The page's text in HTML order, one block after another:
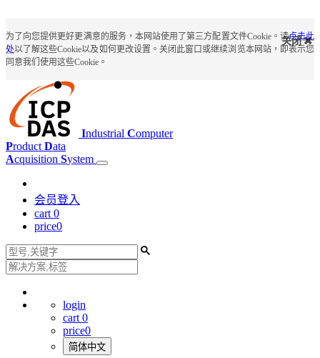
为了向您提供更好更满意的服务，本网站使用了第三方配置文件Cookie。请点击此
处以了解这些Cookie以及如何更改设置。关闭此窗口或继续浏览本网站，即表示您
同意我们使用这些Cookie。
关闭
Industrial Computer
Product Data
Acquisition System
会员登入
cart 0
price0
login
cart 0
price0
简体中文